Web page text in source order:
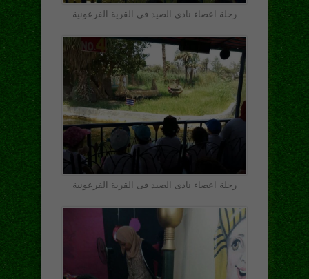
رحلة اعضاء نادى الصيد فى القرية الفرعونية
رحلة اعضاء نادى الصيد فى القرية الفرعونية